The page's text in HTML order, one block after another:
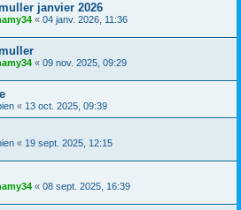
janvier 2026
« 04 janv. 2026, 11:36
« 09 nov. 2025, 09:29
« 13 oct. 2025, 09:39
« 19 sept. 2025, 12:15
« 08 sept. 2025, 16:39